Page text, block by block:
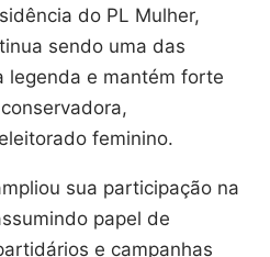
do PL Mulher,
sendo uma das
legenda e mantém forte
feminino.
sua participação na
papel de
e campanhas